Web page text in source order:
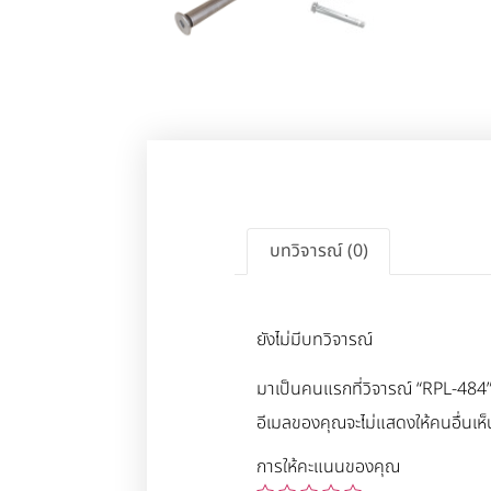
บทวิจารณ์ (0)
ยังไม่มีบทวิจารณ์
มาเป็นคนแรกที่วิจารณ์ “RPL-484”
อีเมลของคุณจะไม่แสดงให้คนอื่นเ
การให้คะแนนของคุณ